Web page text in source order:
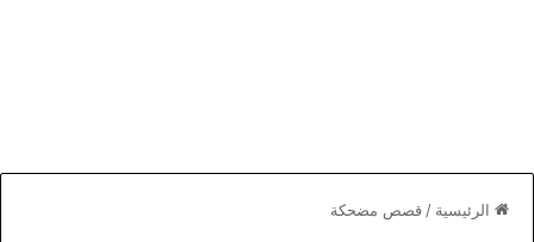
الرئيسية / قصص مضحكة